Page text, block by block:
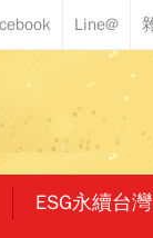
ESG永續台灣